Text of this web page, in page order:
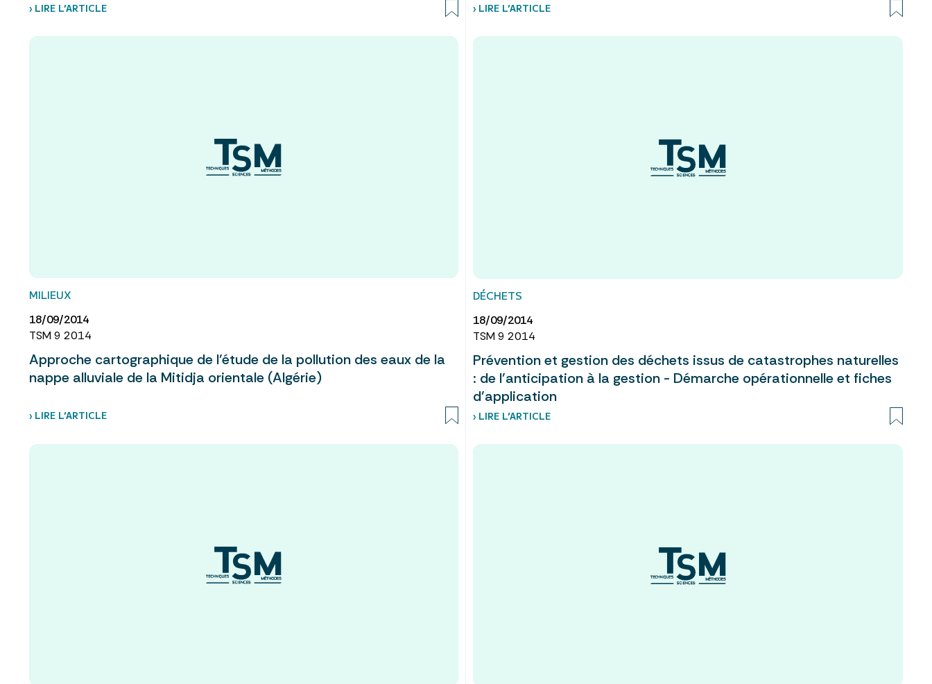
› LIRE L’ARTICLE › LIRE L’ARTICLE
MILIEUX
18/09/2014
TSM 9 2014
Approche cartographique de l’étude de la pollution des eaux de la
nappe alluviale de la Mitidja orientale (Algérie)
› LIRE L’ARTICLE
DÉCHETS
18/09/2014
TSM 9 2014
Prévention et gestion des déchets issus de catastrophes naturelles
: de l’anticipation à la gestion - Démarche opérationnelle et fiches
d’application
› LIRE L’ARTICLE